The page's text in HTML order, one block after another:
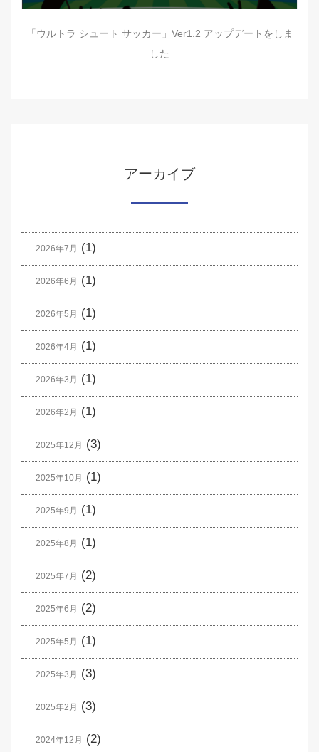
「ウルトラ シュート サッカー」Ver1.2 アップデートをしま
した
アーカイブ
2026年7月 (1)
2026年6月 (1)
2026年5月 (1)
2026年4月 (1)
2026年3月 (1)
2026年2月 (1)
2025年12月 (3)
2025年10月 (1)
2025年9月 (1)
2025年8月 (1)
2025年7月 (2)
2025年6月 (2)
2025年5月 (1)
2025年3月 (3)
2025年2月 (3)
2024年12月 (2)